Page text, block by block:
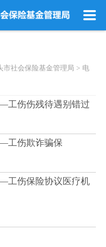
市社会保险基金管理局 > 电
工伤伤残待遇别错过
工伤欺诈骗保
工伤保险协议医疗机